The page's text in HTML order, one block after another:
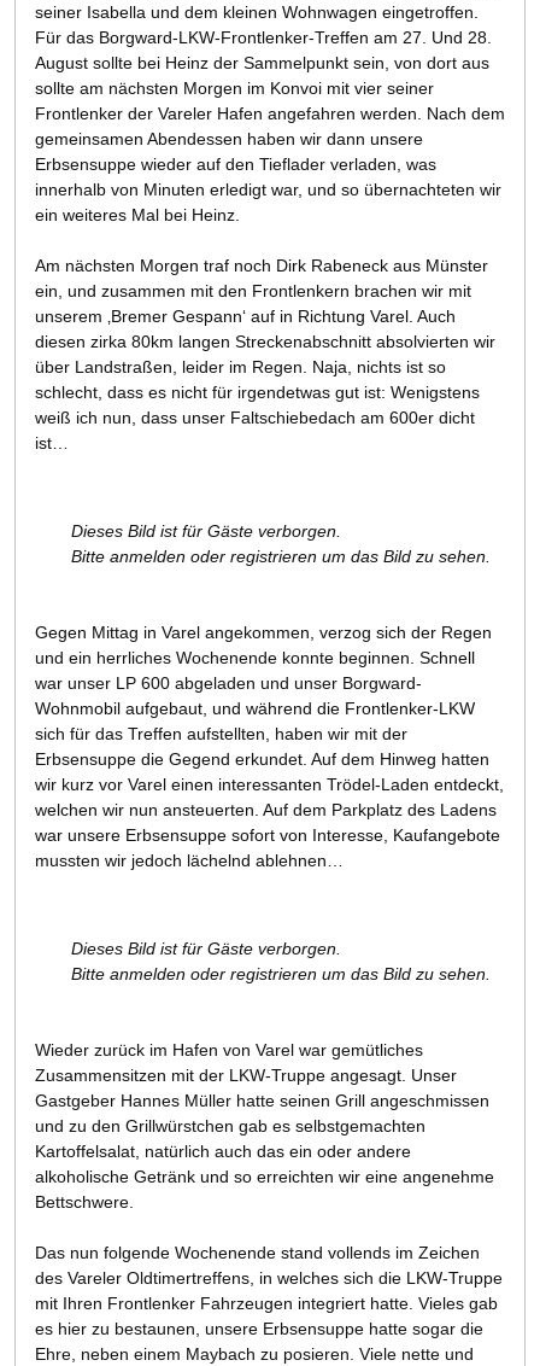
seiner Isabella und dem kleinen Wohnwagen eingetroffen.
Für das Borgward-LKW-Frontlenker-Treffen am 27. Und 28.
August sollte bei Heinz der Sammelpunkt sein, von dort aus
sollte am nächsten Morgen im Konvoi mit vier seiner
Frontlenker der Vareler Hafen angefahren werden. Nach dem
gemeinsamen Abendessen haben wir dann unsere
Erbsensuppe wieder auf den Tieflader verladen, was
innerhalb von Minuten erledigt war, und so übernachteten wir
ein weiteres Mal bei Heinz.
Am nächsten Morgen traf noch Dirk Rabeneck aus Münster
ein, und zusammen mit den Frontlenkern brachen wir mit
unserem ‚Bremer Gespann‘ auf in Richtung Varel. Auch
diesen zirka 80km langen Streckenabschnitt absolvierten wir
über Landstraßen, leider im Regen. Naja, nichts ist so
schlecht, dass es nicht für irgendetwas gut ist: Wenigstens
weiß ich nun, dass unser Faltschiebedach am 600er dicht
ist…
Dieses Bild ist für Gäste verborgen.
Bitte anmelden oder registrieren um das Bild zu sehen.
Gegen Mittag in Varel angekommen, verzog sich der Regen
und ein herrliches Wochenende konnte beginnen. Schnell
war unser LP 600 abgeladen und unser Borgward-
Wohnmobil aufgebaut, und während die Frontlenker-LKW
sich für das Treffen aufstellten, haben wir mit der
Erbsensuppe die Gegend erkundet. Auf dem Hinweg hatten
wir kurz vor Varel einen interessanten Trödel-Laden entdeckt,
welchen wir nun ansteuerten. Auf dem Parkplatz des Ladens
war unsere Erbsensuppe sofort von Interesse, Kaufangebote
mussten wir jedoch lächelnd ablehnen…
Dieses Bild ist für Gäste verborgen.
Bitte anmelden oder registrieren um das Bild zu sehen.
Wieder zurück im Hafen von Varel war gemütliches
Zusammensitzen mit der LKW-Truppe angesagt. Unser
Gastgeber Hannes Müller hatte seinen Grill angeschmissen
und zu den Grillwürstchen gab es selbstgemachten
Kartoffelsalat, natürlich auch das ein oder andere
alkoholische Getränk und so erreichten wir eine angenehme
Bettschwere.
Das nun folgende Wochenende stand vollends im Zeichen
des Vareler Oldtimertreffens, in welches sich die LKW-Truppe
mit Ihren Frontlenker Fahrzeugen integriert hatte. Vieles gab
es hier zu bestaunen, unsere Erbsensuppe hatte sogar die
Ehre, neben einem Maybach zu posieren. Viele nette und